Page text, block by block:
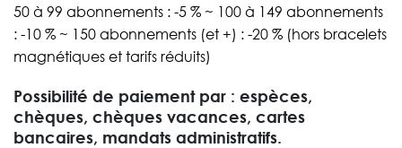
50 à 99 abonnements : -5 % ~ 100 à 149 abonnements
: -10 % ~ 150 abonnements (et +) : -20 % (hors bracelets
magnétiques et tarifs réduits)
Possibilité de paiement par : espèces,
chèques, chèques vacances, cartes
bancaires, mandats administratifs.